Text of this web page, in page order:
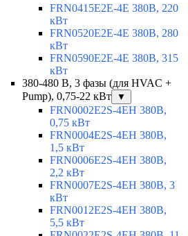
FRN0415E2E-4E 380В, 220
кВт
FRN0520E2E-4E 380В, 280
кВт
FRN0590E2E-4E 380В, 315
кВт
380-480 В, 3 фазы (для HVAC +
Pump), 0,75-22 кВт
▼
FRN0002E2S-4EH 380В,
0,75 кВт
FRN0004E2S-4EH 380В,
1,5 кВт
FRN0006E2S-4EH 380В,
2,2 кВт
FRN0007E2S-4EH 380В, 3
кВт
FRN0012E2S-4EH 380В,
5,5 кВт